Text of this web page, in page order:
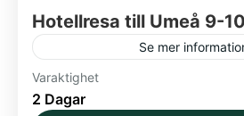
Hotellresa till Umeå 9-
Se mer
Badbuskis
Vallarnas teater på turné
Varaktighet
2 Dagar